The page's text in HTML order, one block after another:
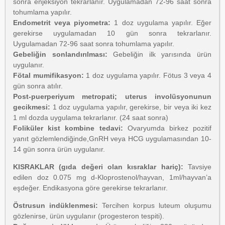
tohumlama yapılır.
Endometrit veya piyometra: 1 doz uygulama yapılır. Eğer
gerekirse uygulamadan 10 gün sonra tekrarlanır.
Uygulamadan 72-96 saat sonra tohumlama yapılır.
Gebeliğin sonlandırılması:Gebeliğin ilk yarısında ürün
uygulanır.
Fötal mumifikasyon: 1 doz uygulama yapılır. Fötus 3 veya 4
gün sonra atılır.
Post-puerperiyum metropati; uterus involüsyonunun
gecikmesi: 1 doz uygulama yapılır, gerekirse, bir veya iki kez
1 ml dozda uygulama tekrarlanır. (24 saat sonra)
Foliküler kist kombine tedavi: Ovaryumda birkez pozitif
yanıt gözlemlendiğinde,GnRH veya HCG uygulamasından 10-
14 gün sonra ürün uygulanır.
KISRAKLAR (gıda değeri olan kısraklar hariç): Tavsiye
edilen doz 0.075 mg d-Kloprostenol/hayvan, 1ml/hayvan’a
eşdeğer. Endikasyona göre gerekirse tekrarlanır.
Östrusun indüklenmesi: Tercihen korpus luteum oluşumu
gözlenirse, ürün uygulanır (progesteron tespiti).